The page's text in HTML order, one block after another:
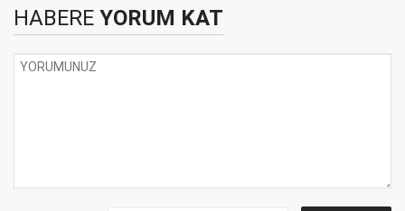
HABERE YORUM KAT